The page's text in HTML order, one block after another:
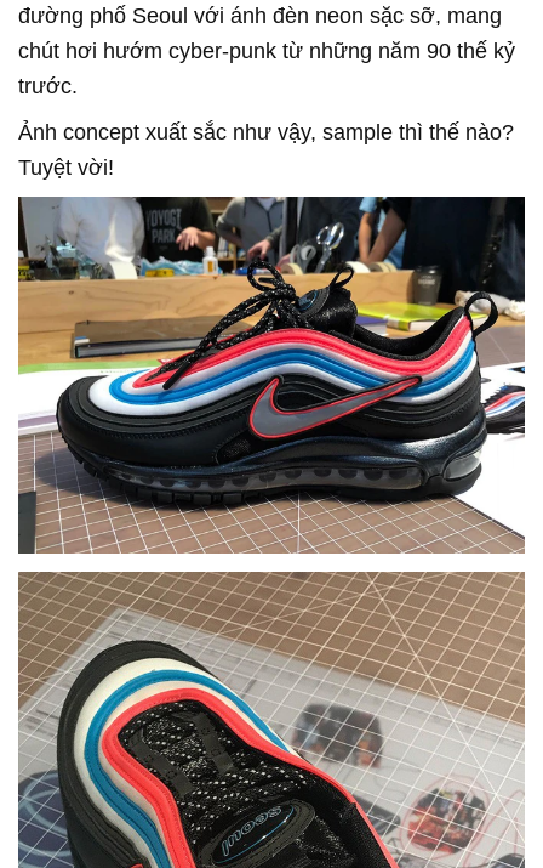
đường phố Seoul với ánh đèn neon sặc sỡ, mang
chút hơi hướm cyber-punk từ những năm 90 thế kỷ
trước.
Ảnh concept xuất sắc như vậy, sample thì thế nào?
Tuyệt vời!